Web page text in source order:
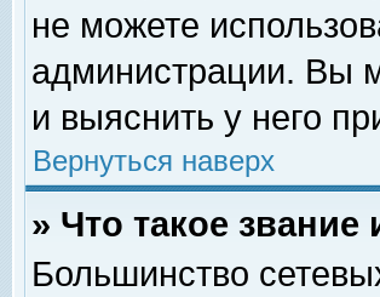
не можете
администрации. Вы
и выяснить у него
Вернуться наверх
» Что такое звание
Большинство